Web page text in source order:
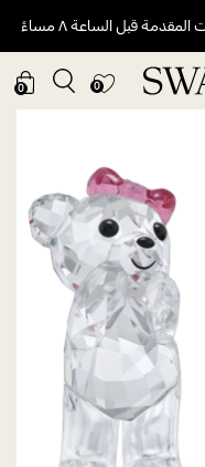
قبل الساعة ٨ مساءً
0
0